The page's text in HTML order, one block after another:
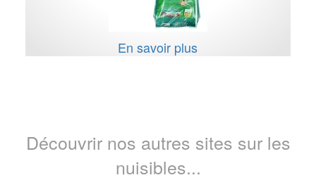
En savoir plus
Découvrir nos autres sites sur les
nuisibles...